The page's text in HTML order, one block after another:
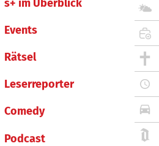
s+ im Überblick
Events
Rätsel
Leserreporter
Comedy
Podcast